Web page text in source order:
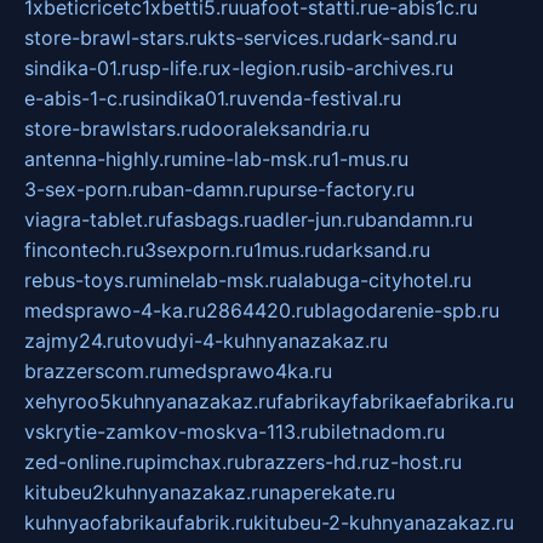
1xbeticricetc1xbetti5.ruuafoot-statti.rue-abis1c.ru
store-brawl-stars.rukts-services.rudark-sand.ru
sindika-01.rusp-life.rux-legion.rusib-archives.ru
e-abis-1-c.rusindika01.ruvenda-festival.ru
store-brawlstars.rudooraleksandria.ru
antenna-highly.rumine-lab-msk.ru1-mus.ru
3-sex-porn.ruban-damn.rupurse-factory.ru
viagra-tablet.rufasbags.ruadler-jun.rubandamn.ru
fincontech.ru3sexporn.ru1mus.rudarksand.ru
rebus-toys.ruminelab-msk.rualabuga-cityhotel.ru
medsprawo-4-ka.ru2864420.rublagodarenie-spb.ru
zajmy24.rutovudyi-4-kuhnyanazakaz.ru
brazzerscom.rumedsprawo4ka.ru
xehyroo5kuhnyanazakaz.rufabrikayfabrikaefabrika.ru
vskrytie-zamkov-moskva-113.rubiletnadom.ru
zed-online.rupimchax.rubrazzers-hd.ruz-host.ru
kitubeu2kuhnyanazakaz.runaperekate.ru
kuhnyaofabrikaufabrik.rukitubeu-2-kuhnyanazakaz.ru